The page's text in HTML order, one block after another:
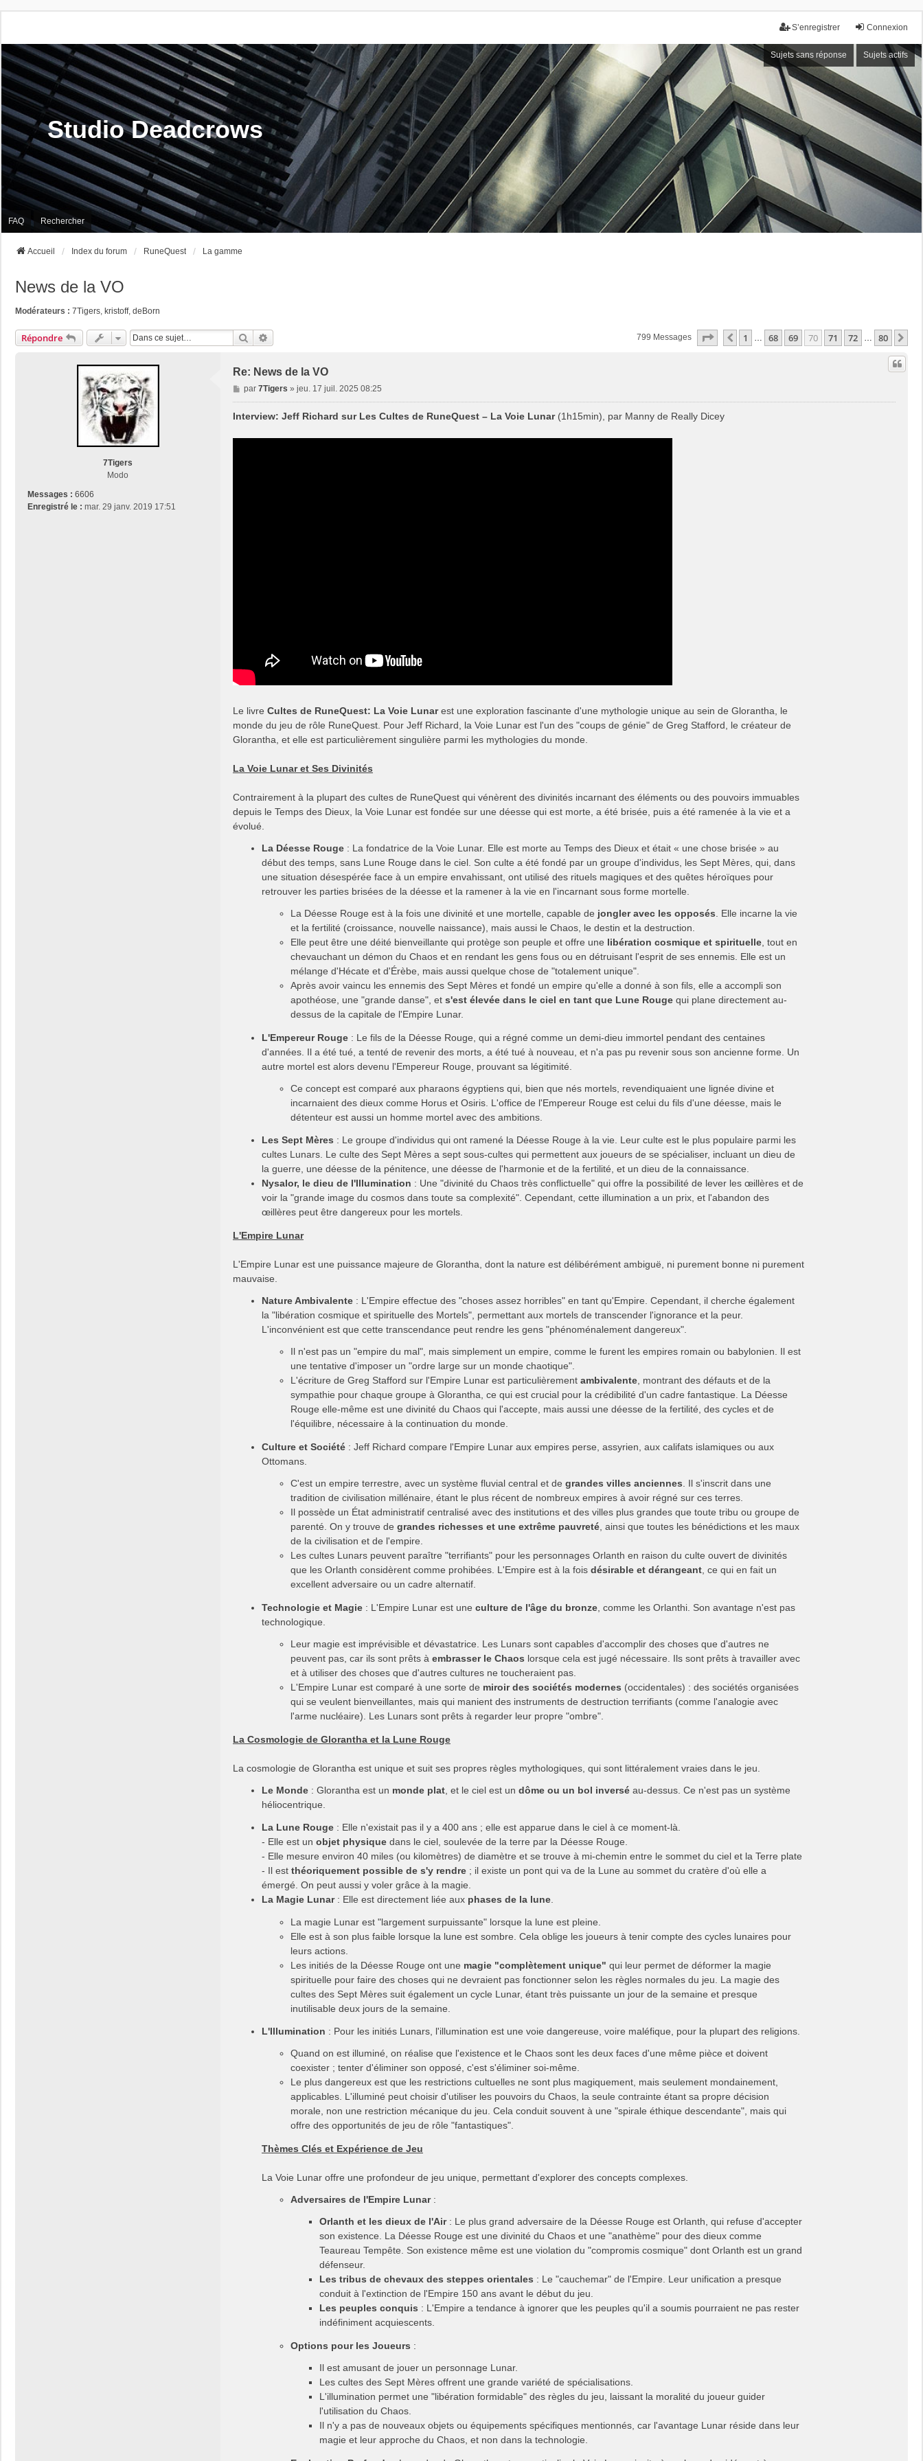
Connexion
S’enregistrer
Sujets sans réponse Sujets actifs
Studio Deadcrows
FAQ Rechercher
Accueil Index du forum RuneQuest La gamme
News de la VO
Modérateurs : 7Tigers, kristoff, deBorn
Répondre Rechercher 799 Messages Page 70 Sur 80
Précédente
1 … 68 69 70 71 72 … 80
7Tigers
Modo
Messages : 6606
Enregistré le : mar. 29 janv. 2019 17:51
Re: News de la VO
M
e
s
a
par 7Tigers » jeu. 17 juil. 2025 08:25
Interview: Jeff Richard sur Les Cultes de RuneQuest – La Voie Lunar(1h15min), par Manny de Really Dicey
Le livre Cultes de RuneQuest: La Voie Lunarest une exploration fascinante d'une mythologie unique au sein de Glorantha, le
monde du jeu de rôle RuneQuest. Pour Jeff Richard, la Voie Lunar est l'un des "coups de génie" de Greg Stafford, le créateur de
Glorantha, et elle est particulièrement singulière parmi les mythologies du monde.
La Voie Lunar et Ses Divinités
Contrairement à la plupart des cultes de RuneQuest qui vénèrent des divinités incarnant des éléments ou des pouvoirs immuables
depuis le Temps des Dieux, la Voie Lunar est fondée sur une déesse qui est morte, a été brisée, puis a été ramenée à la vie et a
évolué.
La Déesse Rouge : La fondatrice de la Voie Lunar. Elle est morte au Temps des Dieux et était « une chose brisée » au
début des temps, sans Lune Rouge dans le ciel. Son culte a été fondé par un groupe d'individus, les Sept Mères, qui, dans
une situation désespérée face à un empire envahissant, ont utilisé des rituels magiques et des quêtes héroïques pour
retrouver les parties brisées de la déesse et la ramener à la vie en l'incarnant sous forme mortelle.
La Déesse Rouge est à la fois une divinité et une mortelle, capable de jongler avec les opposés . Elle incarne la vie
et la fertilité (croissance, nouvelle naissance), mais aussi le Chaos, le destin et la destruction.
Elle peut être une déité bienveillante qui protège son peuple et offre une libération cosmique et spirituelle , tout en
chevauchant un démon du Chaos et en rendant les gens fous ou en détruisant l'esprit de ses ennemis. Elle est un
mélange d'Hécate et d'Érèbe, mais aussi quelque chose de "totalement unique".
Après avoir vaincu les ennemis des Sept Mères et fondé un empire qu'elle a donné à son fils, elle a accompli son
apothéose, une "grande danse", et s'est élevée dans le ciel en tant que Lune Rouge qui plane directement au-
dessus de la capitale de l'Empire Lunar.
L'Empereur Rouge : Le fils de la Déesse Rouge, qui a régné comme un demi-dieu immortel pendant des centaines
d'années. Il a été tué, a tenté de revenir des morts, a été tué à nouveau, et n'a pas pu revenir sous son ancienne forme. Un
autre mortel est alors devenu l'Empereur Rouge, prouvant sa légitimité.
Ce concept est comparé aux pharaons égyptiens qui, bien que nés mortels, revendiquaient une lignée divine et
incarnaient des dieux comme Horus et Osiris. L'office de l'Empereur Rouge est celui du fils d'une déesse, mais le
détenteur est aussi un homme mortel avec des ambitions.
Les Sept Mères : Le groupe d'individus qui ont ramené la Déesse Rouge à la vie. Leur culte est le plus populaire parmi les
cultes Lunars. Le culte des Sept Mères a sept sous-cultes qui permettent aux joueurs de se spécialiser, incluant un dieu de
la guerre, une déesse de la pénitence, une déesse de l'harmonie et de la fertilité, et un dieu de la connaissance.
Nysalor, le dieu de l'Illumination : Une "divinité du Chaos très conflictuelle" qui offre la possibilité de lever les œillères et de
voir la "grande image du cosmos dans toute sa complexité". Cependant, cette illumination a un prix, et l'abandon des
œillères peut être dangereux pour les mortels.
L'Empire Lunar
L'Empire Lunar est une puissance majeure de Glorantha, dont la nature est délibérément ambiguë, ni purement bonne ni purement
mauvaise.
Nature Ambivalente : L'Empire effectue des "choses assez horribles" en tant qu'Empire. Cependant, il cherche également
la "libération cosmique et spirituelle des Mortels", permettant aux mortels de transcender l'ignorance et la peur.
L'inconvénient est que cette transcendance peut rendre les gens "phénoménalement dangereux".
Il n'est pas un "empire du mal", mais simplement un empire, comme le furent les empires romain ou babylonien. Il est
une tentative d'imposer un "ordre large sur un monde chaotique".
L'écriture de Greg Stafford sur l'Empire Lunar est particulièrement ambivalente, montrant des défauts et de la
sympathie pour chaque groupe à Glorantha, ce qui est crucial pour la crédibilité d'un cadre fantastique. La Déesse
Rouge elle-même est une divinité du Chaos qui l'accepte, mais aussi une déesse de la fertilité, des cycles et de
l'équilibre, nécessaire à la continuation du monde.
Culture et Société : Jeff Richard compare l'Empire Lunar aux empires perse, assyrien, aux califats islamiques ou aux
Ottomans.
C'est un empire terrestre, avec un système fluvial central et de grandes villes anciennes . Il s'inscrit dans une
tradition de civilisation millénaire, étant le plus récent de nombreux empires à avoir régné sur ces terres.
Il possède un État administratif centralisé avec des institutions et des villes plus grandes que toute tribu ou groupe de
parenté. On y trouve de grandes richesses et une extrême pauvreté , ainsi que toutes les bénédictions et les maux
de la civilisation et de l'empire.
Les cultes Lunars peuvent paraître "terrifiants" pour les personnages Orlanth en raison du culte ouvert de divinités
que les Orlanth considèrent comme prohibées. L'Empire est à la fois désirable et dérangeant , ce qui en fait un
excellent adversaire ou un cadre alternatif.
Technologie et Magie : L'Empire Lunar est une culture de l'âge du bronze , comme les Orlanthi. Son avantage n'est pas
technologique.
Leur magie est imprévisible et dévastatrice. Les Lunars sont capables d'accomplir des choses que d'autres ne
peuvent pas, car ils sont prêts à embrasser le Chaos lorsque cela est jugé nécessaire. Ils sont prêts à travailler avec
et à utiliser des choses que d'autres cultures ne toucheraient pas.
L'Empire Lunar est comparé à une sorte de miroir des sociétés modernes (occidentales) : des sociétés organisées
qui se veulent bienveillantes, mais qui manient des instruments de destruction terrifiants (comme l'analogie avec
l'arme nucléaire). Les Lunars sont prêts à regarder leur propre "ombre".
La Cosmologie de Glorantha et la Lune Rouge
La cosmologie de Glorantha est unique et suit ses propres règles mythologiques, qui sont littéralement vraies dans le jeu.
Le Monde : Glorantha est un monde plat , et le ciel est un dôme ou un bol inversé au-dessus. Ce n'est pas un système
héliocentrique.
La Lune Rouge : Elle n'existait pas il y a 400 ans ; elle est apparue dans le ciel à ce moment-là.
- Elle est un objet physique dans le ciel, soulevée de la terre par la Déesse Rouge.
- Elle mesure environ 40 miles (ou kilomètres) de diamètre et se trouve à mi-chemin entre le sommet du ciel et la Terre plate
- Il est théoriquement possible de s'y rendre ; il existe un pont qui va de la Lune au sommet du cratère d'où elle a
émergé. On peut aussi y voler grâce à la magie.
La Magie Lunar: Elle est directement liée aux phases de la lune.
La magie Lunar est "largement surpuissante" lorsque la lune est pleine.
Elle est à son plus faible lorsque la lune est sombre. Cela oblige les joueurs à tenir compte des cycles lunaires pour
leurs actions.
Les initiés de la Déesse Rouge ont une magie "complètement unique" qui leur permet de déformer la magie
spirituelle pour faire des choses qui ne devraient pas fonctionner selon les règles normales du jeu. La magie des
cultes des Sept Mères suit également un cycle Lunar, étant très puissante un jour de la semaine et presque
inutilisable deux jours de la semaine.
L'Illumination : Pour les initiés Lunars, l'illumination est une voie dangereuse, voire maléfique, pour la plupart des religions.
Quand on est illuminé, on réalise que l'existence et le Chaos sont les deux faces d'une même pièce et doivent
coexister ; tenter d'éliminer son opposé, c'est s'éliminer soi-même.
Le plus dangereux est que les restrictions cultuelles ne sont plus magiquement, mais seulement mondainement,
applicables. L'illuminé peut choisir d'utiliser les pouvoirs du Chaos, la seule contrainte étant sa propre décision
morale, non une restriction mécanique du jeu. Cela conduit souvent à une "spirale éthique descendante", mais qui
offre des opportunités de jeu de rôle "fantastiques".
Thèmes Clés et Expérience de Jeu
La Voie Lunar offre une profondeur de jeu unique, permettant d'explorer des concepts complexes.
Adversaires de l'Empire Lunar:
Orlanth et les dieux de l'Air: Le plus grand adversaire de la Déesse Rouge est Orlanth, qui refuse d'accepter
son existence. La Déesse Rouge est une divinité du Chaos et une "anathème" pour des dieux comme
Teaureau Tempête. Son existence même est une violation du "compromis cosmique" dont Orlanth est un grand
défenseur.
Les tribus de chevaux des steppes orientales : Le "cauchemar" de l'Empire. Leur unification a presque
conduit à l'extinction de l'Empire 150 ans avant le début du jeu.
Les peuples conquis : L'Empire a tendance à ignorer que les peuples qu'il a soumis pourraient ne pas rester
indéfiniment acquiescents.
Options pour les Joueurs :
Il est amusant de jouer un personnage Lunar.
Les cultes des Sept Mères offrent une grande variété de spécialisations.
L'illumination permet une "libération formidable" des règles du jeu, laissant la moralité du joueur guider
l'utilisation du Chaos.
Il n'y a pas de nouveaux objets ou équipements spécifiques mentionnés, car l'avantage Lunar réside dans leur
magie et leur approche du Chaos, et non dans la technologie.